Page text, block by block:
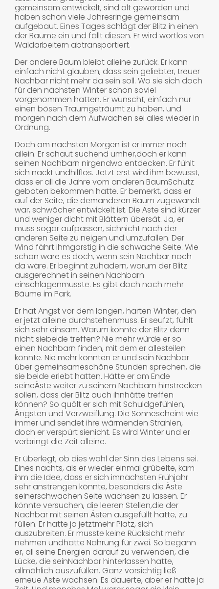
gemeinsam entwickelt, sind alt geworden und
haben schon viele Jahresringe gemeinsam
aufgebaut. Eines Tages schlägt der Blitz in einen
der Bäume ein und fällt diesen. Er wird wortlos von
Waldarbeitern abtransportiert.
Der andere Baum bleibt alleine zurück. Er kann
einfach nicht glauben, dass sein geliebter, treuer
Nachbar nicht mehr da sein soll. Wo sie sich doch
für den nächsten Winter schon soviel
vorgenommen hatten. Er wünscht, einfach nur
einen bösen Traumgeträumt zu haben, und
morgen nach dem Aufwachen sei alles wieder in
Ordnung.
Doch am nächsten Morgen ist er immer noch
allein. Er schaut suchend umher,doch er kann
seinen Nachbarn nirgendwo entdecken. Er fühlt
sich nackt undhilflos. Jetzt erst wird ihm bewusst,
dass er all die Jahre vom anderen BaumSchutz
geboten bekommen hatte. Er bemerkt, dass er
auf der Seite, die demanderen Baum zugewandt
war, schwächer entwickelt ist. Die Äste sind kürzer
und weniger dicht mit Blättern übersät. Ja, er
muss sogar aufpassen, sichnicht nach der
anderen Seite zu neigen und umzufallen. Der
Wind fährt ihmgarstig in die schwache Seite. Wie
schön wäre es doch, wenn sein Nachbar noch
da wäre. Er beginnt zuhadern, warum der Blitz
ausgerechnet in seinen Nachbarn
einschlagenmusste. Es gibt doch noch mehr
Bäume im Park.
Er hat Angst vor dem langen, harten Winter, den
er jetzt alleine durchstehenmuss. Er seufzt, fühlt
sich sehr einsam. Warum konnte der Blitz denn
nicht siebeide treffen? Nie mehr würde er so
einen Nachbarn finden, mit dem er allesteilen
könnte. Nie mehr könnten er und sein Nachbar
über gemeinsameschöne Stunden sprechen, die
sie beide erlebt hatten. Hätte er am Ende
seineÄste weiter zu seinem Nachbarn hinstrecken
sollen, dass der Blitz auch ihnhätte treffen
können? So quält er sich mit Schuldgefühlen,
Ängsten und Verzweiflung. Die Sonnescheint wie
immer und sendet ihre wärmenden Strahlen,
doch er verspürt sienicht. Es wird Winter und er
verbringt die Zeit alleine.
Er überlegt, ob dies wohl der Sinn des Lebens sei.
Eines nachts, als er wieder einmal grübelte, kam
ihm die Idee, dass er sich imnächsten Frühjahr
sehr anstrengen könnte, besonders die Äste
seinerschwachen Seite wachsen zu lassen. Er
könnte versuchen, die leeren Stellen,die der
Nachbar mit seinen Ästen ausgefüllt hatte, zu
füllen. Er hatte ja jetztmehr Platz, sich
auszubreiten. Er musste keine Rücksicht mehr
nehmen undhatte Nahrung für zwei. So begann
er, all seine Energien darauf zu verwenden, die
Lücke, die seinNachbar hinterlassen hatte,
allmählich auszufüllen. Ganz vorsichtig ließ
erneue Äste wachsen. Es dauerte, aber er hatte ja